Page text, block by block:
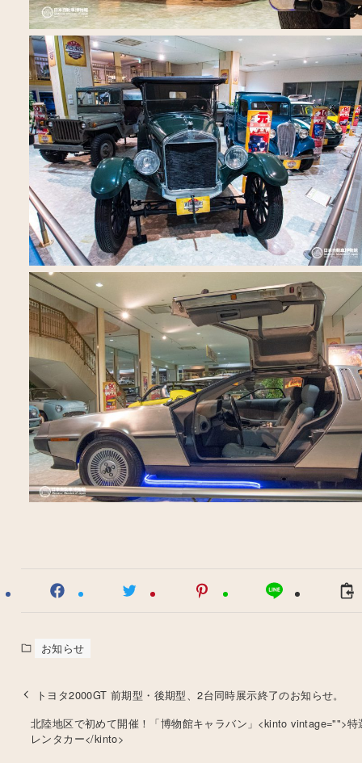
お知らせ
トヨタ2000GT 前期型・後期型、2台同時展示終了のお知らせ。
北陸地区で初めて開催！「博物館キャラバン」<kinto vintage="">特
レンタカー</kinto>